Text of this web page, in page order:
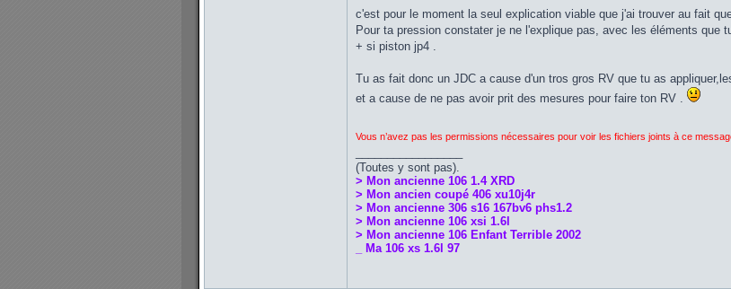
c'est pour le moment la seul explication viable que j'ai trouver au fait
Pour ta pression constater je ne l'explique pas, avec les éléments que
+ si piston jp4 .
Tu as fait donc un JDC a cause d'un tros gros RV que tu as
et a cause de ne pas avoir prit des mesures pour faire ton RV .
Vous n’avez pas les permissions nécessaires pour voir les fichiers joints à ce
(Toutes y sont pas).
> Mon ancienne 106 1.4 XRD
> Mon ancien coupé 406 xu10j4r
> Mon ancienne 306 s16 167bv6 phs1.2
> Mon ancienne 106 xsi 1.6l
> Mon ancienne 106 Enfant Terrible 2002
_ Ma 106 xs 1.6l 97